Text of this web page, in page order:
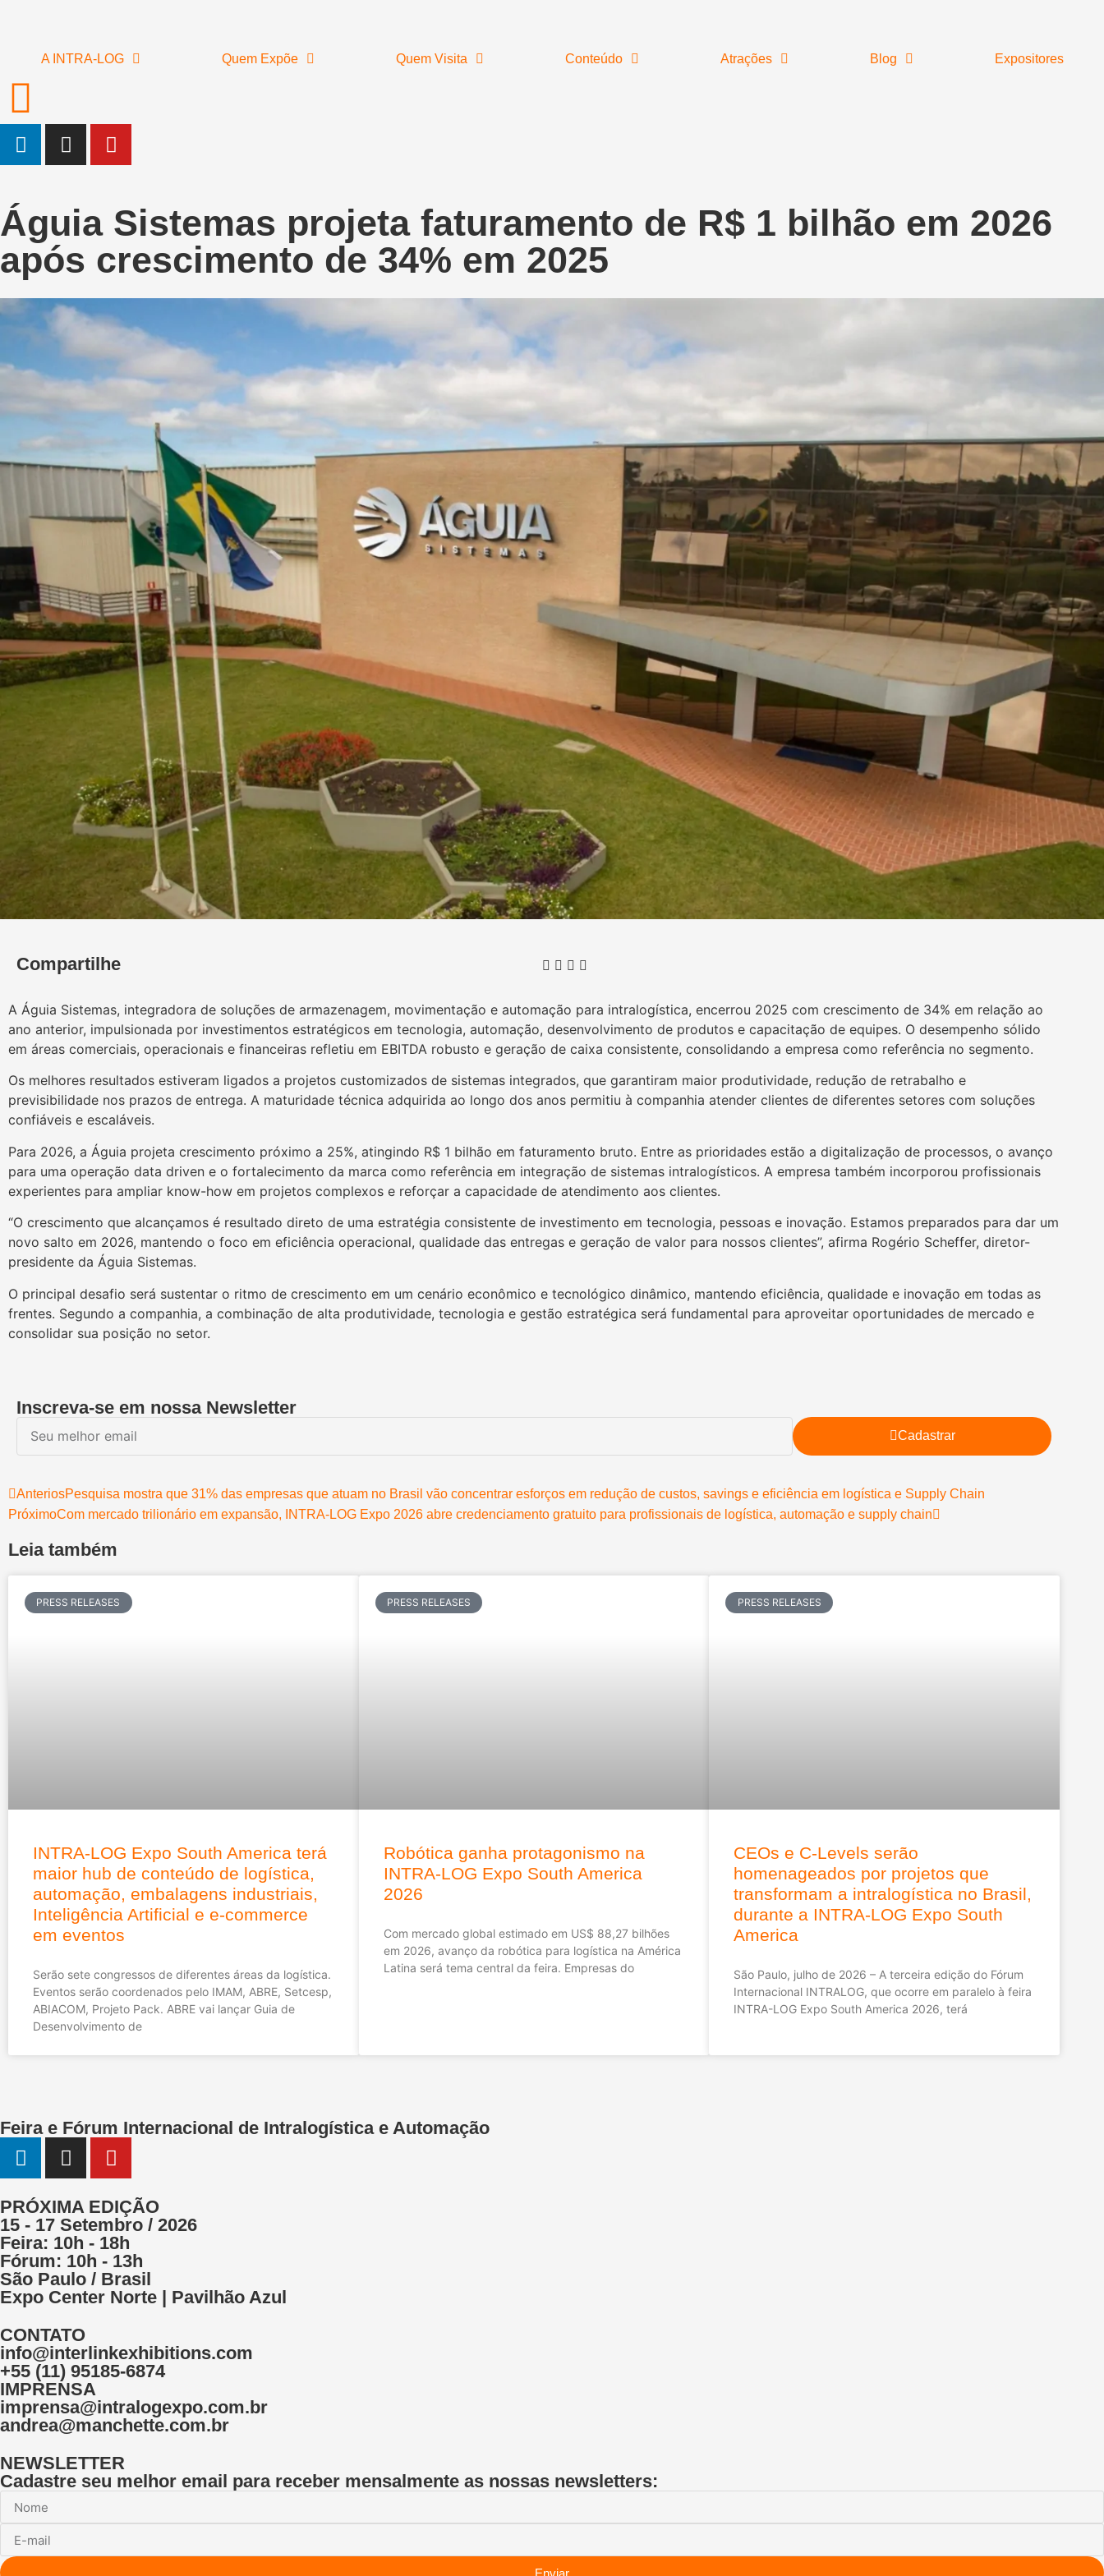
A INTRA-LOG Quem Expõe Quem Visita Conteúdo Atrações Blog Expositores
Águia Sistemas projeta faturamento de R$ 1 bilhão em 2026
após crescimento de 34% em 2025
Compartilhe
A Águia Sistemas, integradora de soluções de armazenagem, movimentação e automação para intralogística, encerrou 2025 com crescimento de 34% em relação ao
ano anterior, impulsionada por investimentos estratégicos em tecnologia, automação, desenvolvimento de produtos e capacitação de equipes. O desempenho sólido
em áreas comerciais, operacionais e financeiras refletiu em EBITDA robusto e geração de caixa consistente, consolidando a empresa como referência no segmento.
Os melhores resultados estiveram ligados a projetos customizados de sistemas integrados, que garantiram maior produtividade, redução de retrabalho e
previsibilidade nos prazos de entrega. A maturidade técnica adquirida ao longo dos anos permitiu à companhia atender clientes de diferentes setores com soluções
confiáveis e escaláveis.
Para 2026, a Águia projeta crescimento próximo a 25%, atingindo R$ 1 bilhão em faturamento bruto. Entre as prioridades estão a digitalização de processos, o avanço
para uma operação data driven e o fortalecimento da marca como referência em integração de sistemas intralogísticos. A empresa também incorporou profissionais
experientes para ampliar know-how em projetos complexos e reforçar a capacidade de atendimento aos clientes.
“O crescimento que alcançamos é resultado direto de uma estratégia consistente de investimento em tecnologia, pessoas e inovação. Estamos preparados para dar um
novo salto em 2026, mantendo o foco em eficiência operacional, qualidade das entregas e geração de valor para nossos clientes”, afirma Rogério Scheffer, diretor-
presidente da Águia Sistemas.
O principal desafio será sustentar o ritmo de crescimento em um cenário econômico e tecnológico dinâmico, mantendo eficiência, qualidade e inovação em todas as
frentes. Segundo a companhia, a combinação de alta produtividade, tecnologia e gestão estratégica será fundamental para aproveitar oportunidades de mercado e
consolidar sua posição no setor.
Inscreva-se em nossa Newsletter
Cadastrar
AnteriosPesquisa mostra que 31% das empresas que atuam no Brasil vão concentrar esforços em redução de custos, savings e eficiência em logística e Supply Chain
PróximoCom mercado trilionário em expansão, INTRA-LOG Expo 2026 abre credenciamento gratuito para profissionais de logística, automação e supply chain
Leia também
PRESS RELEASES
INTRA-LOG Expo South America terá
maior hub de conteúdo de logística,
automação, embalagens industriais,
Inteligência Artificial e e-commerce
em eventos
Serão sete congressos de diferentes áreas da logística.
Eventos serão coordenados pelo IMAM, ABRE, Setcesp,
ABIACOM, Projeto Pack. ABRE vai lançar Guia de
Desenvolvimento de
PRESS RELEASES
Robótica ganha protagonismo na
INTRA-LOG Expo South America
2026
Com mercado global estimado em US$ 88,27 bilhões
em 2026, avanço da robótica para logística na América
Latina será tema central da feira. Empresas do
PRESS RELEASES
CEOs e C-Levels serão
homenageados por projetos que
transformam a intralogística no Brasil,
durante a INTRA-LOG Expo South
America
São Paulo, julho de 2026 – A terceira edição do Fórum
Internacional INTRALOG, que ocorre em paralelo à feira
INTRA-LOG Expo South America 2026, terá
Feira e Fórum Internacional de Intralogística e Automação
PRÓXIMA EDIÇÃO
15 - 17 Setembro / 2026
Feira: 10h - 18h
Fórum: 10h - 13h
São Paulo / Brasil
Expo Center Norte | Pavilhão Azul
CONTATO
info@interlinkexhibitions.com
+55 (11) 95185-6874
IMPRENSA
imprensa@intralogexpo.com.br
andrea@manchette.com.br
NEWSLETTER
Cadastre seu melhor email para receber mensalmente as nossas newsletters:
Enviar